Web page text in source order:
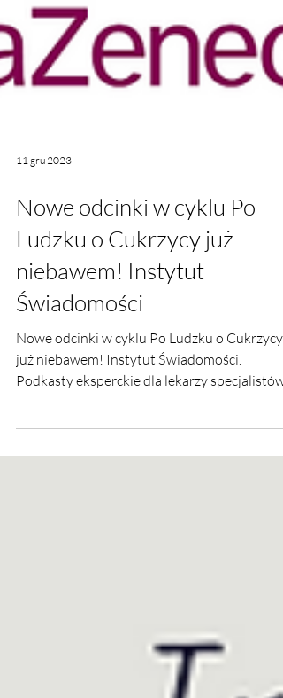
Nowe odcinki w cyklu Po
Ludzku o Cukrzycy już
niebawem! Instytut
Świadomości
Nowe odcinki w cyklu Po Ludzku o Cukrzycy
już niebawem! Instytut Świadomości.
POZ.